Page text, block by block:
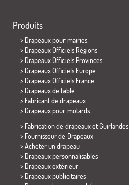
Produits
> Drapeaux pour mairies
> Drapeaux Officiels Régions
> Drapeaux Officiels Provinces
> Drapeaux Officiels Europe
> Drapeaux Officiels France
> Drapeaux de table
> Fabricant de drapeaux
> Drapeaux pour motards
> Fabrication de drapeaux et Guirlandes
> Fournisseur de Drapeaux
> Acheter un drapeau
> Drapeaux personnalisables
> Drapeaux extérieur
> Drapeaux publicitaires